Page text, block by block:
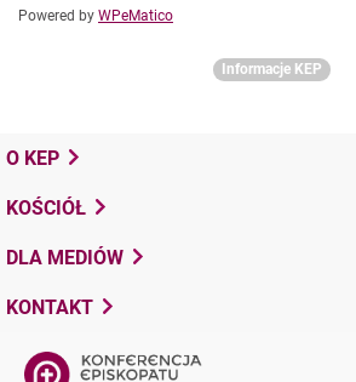
Powered by WPeMatico
Informacje KEP
O KEP
KOŚCIÓŁ
DLA MEDIÓW
KONTAKT